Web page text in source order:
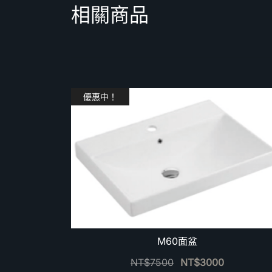
相關商品
優惠中！
M60面盆
NT$7500 NT$3000